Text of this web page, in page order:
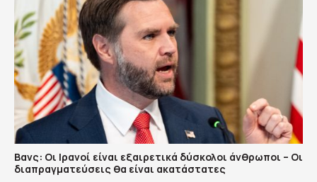
Βανς: Οι Ιρανοί είναι εξαιρετικά δύσκολοι άνθρωποι – Οι
διαπραγματεύσεις θα είναι ακατάστατες